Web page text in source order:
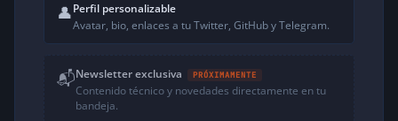
👤Perfil personalizable
Avatar, bio, enlaces a tu Twitter, GitHub y Telegram.
📬Newsletter exclusiva PRÓXIMAMENTE
Contenido técnico y novedades directamente en tu
bandeja.